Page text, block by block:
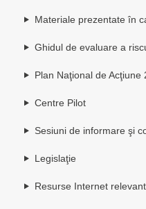
Materiale prezentate în
Ghidul de evaluare a
Plan Naţional de Acţiune
Centre Pilot
Sesiuni de informare şi
Legislaţie
Resurse Internet